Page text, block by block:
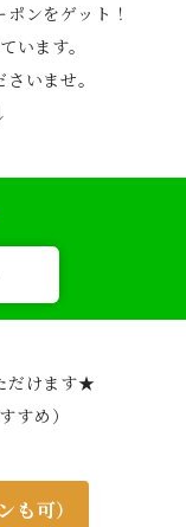
ンをゲット！
います。
いませ。
だけます★
すめ）
も可）